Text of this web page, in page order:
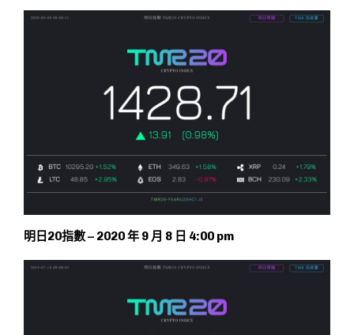
明日20指數 – 2020 年 9 月 8 日 4:00 pm